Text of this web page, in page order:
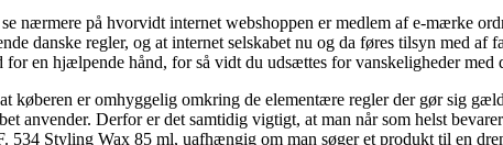
nærmere på hvorvidt internet webshoppen er medlem af e-mærke
danske regler, og at internet selskabet nu og da føres tilsyn med af
en hjælpende hånd, for så vidt du udsættes for vanskeligheder med
er omhyggelig omkring de elementære regler der gør sig
anvender. Derfor er det samtidig vigtigt, at man når som helst
534 Styling Wax 85 ml, uafhængig om man søger et produkt til en